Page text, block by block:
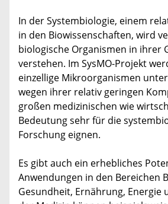
In der Systembiologie, einem
in den Biowissenschaften, wird
biologische Organismen in ihrer
verstehen. Im SysMO-Projekt
einzellige Mikroorganismen
wegen ihrer relativ geringen
großen medizinischen wie
Bedeutung sehr für die
Forschung eignen.
Es gibt auch ein erhebliches
Anwendungen in den Bereichen
Gesundheit, Ernährung, Energie